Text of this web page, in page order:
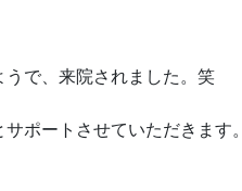
うで、来院されました。笑
ポートさせていただきます。